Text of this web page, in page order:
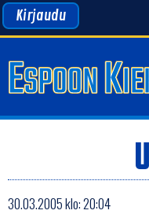
Kirjaudu
30.03.2005 klo: 20:04